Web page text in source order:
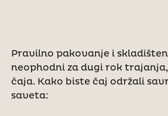
Pravilno pakovanje i
neophodni za dugi rok
čaja. Kako biste čaj održali
saveta: